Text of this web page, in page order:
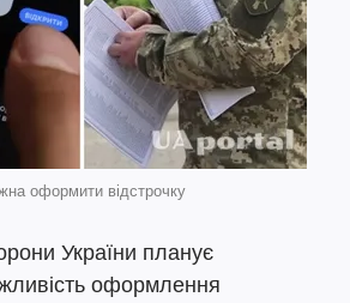
оформити відстрочку
України планує
оформлення